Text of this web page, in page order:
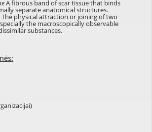
A fibrous band of scar tissue that binds
separate anatomical structures.
The physical attraction or joining of two
the macroscopically observable
substances.